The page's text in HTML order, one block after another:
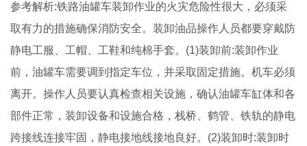
参考解析:铁路油罐车装卸作业的火灾危险性很大，必须采
取有力的措施确保消防安全。装卸油品操作人员都要穿戴防
静电工服、工帽、工鞋和纯棉手套。(1)装卸前:装卸作业
前，油罐车需要调到指定车位，并采取固定措施。机车必须
离开。操作人员要认真检查相关设施，确认油罐车缸体和各
部件正常，装卸设备和设施合格，栈桥、鹤管、铁轨的静电
跨接线连接牢固，静电接地线接地良好。(2)装卸时:装卸时